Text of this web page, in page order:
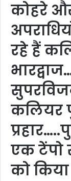
कोहरे
रहे हैं
कलियर
एक टेंपो
को